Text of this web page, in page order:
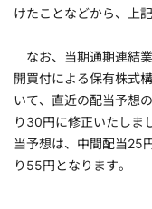
けたことなどから、上
なお、当期通期連結
開買付による保有株式
いて、直近の配当予想
り30円に修正いたしま
当予想は、中間配当25
り55円となります。